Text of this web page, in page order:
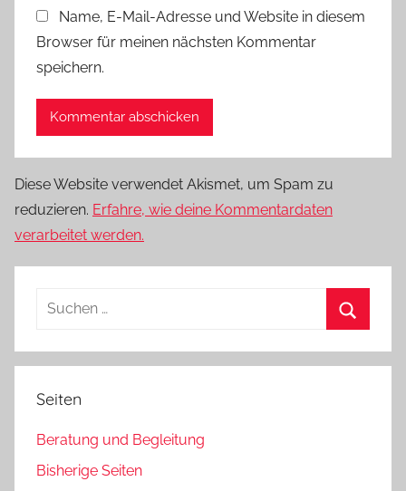
Name, E-Mail-Adresse und Website in diesem
Browser für meinen nächsten Kommentar
speichern.
Diese Website verwendet Akismet, um Spam zu
reduzieren. Erfahre, wie deine Kommentardaten
verarbeitet werden.
Suchen
Seiten
Beratung und Begleitung
Bisherige Seiten